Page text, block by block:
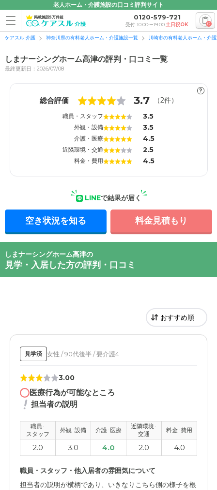
老人ホーム・介護施設の口コミ評判サイト
掲載施設5万件超 0120-579-721
受付 10:00〜19:00土日祝OK 0
ケアスル 介護 神奈川県の有料老人ホーム・介護施設一覧 川崎市の有料老人ホーム・介
しまナーシングホーム高津の評判・口コミ一覧
最終更新日：2026/07/08
?
総合評価 3.7 （2件）
職員・スタッフ 3.5
外観・設備 3.5
介護・医療 4.5
近隣環境・交通 2.5
料金・費用 4.5
LINEで結果が届く
空き状況を知る 料金見積もり
しまナーシングホーム高津の
見学・入居した方の評判・口コミ
見学済 女性 / 90代後半 / 要介護4
3.00
医療行為が可能なところ
担当者の説明
職員･
スタッフ
外観･設備 介護･医療
近隣環境･
交通
料金･費用
2.0 3.0 4.0 2.0 4.0
職員・スタッフ・他入居者の雰囲気について
担当者の説明が横柄であり、いきなりこちら側の様子を根